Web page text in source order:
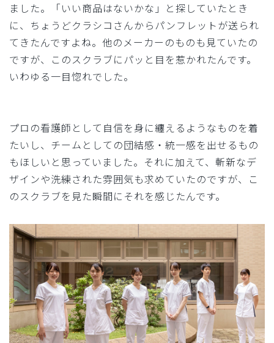
ました。「いい商品はないかな」と探していたとき
に、ちょうどクラシコさんからパンフレットが送られ
てきたんですよね。他のメーカーのものも見ていたの
ですが、このスクラブにパッと目を惹かれたんです。
いわゆる一目惚れでした。
プロの看護師として自信を身に纏えるようなものを着
たいし、チームとしての団結感・統一感を出せるもの
もほしいと思っていました。それに加えて、斬新なデ
ザインや洗練された雰囲気も求めていたのですが、こ
のスクラブを見た瞬間にそれを感じたんです。